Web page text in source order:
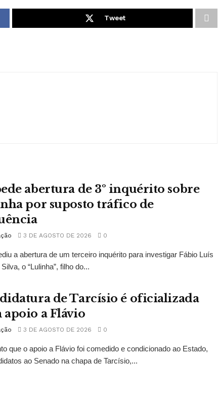
Tweet
abertura de 3º inquérito sobre
por suposto tráfico de
3 DE AGOSTO DE 2026 0
a abertura de um terceiro inquérito para investigar Fábio Luís
o “Lulinha”, filho do...
de Tarcísio é oficializada
apoio a Flávio
3 DE AGOSTO DE 2026 0
que o apoio a Flávio foi comedido e condicionado ao Estado,
ao Senado na chapa de Tarcísio,...